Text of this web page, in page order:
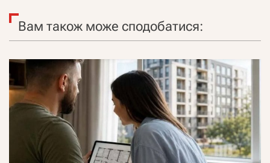
Вам також може сподобатися: